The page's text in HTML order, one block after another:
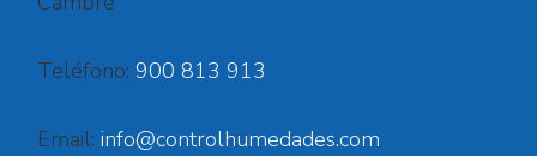
Teléfono: 900 813 913
Email: info@controlhumedades.com